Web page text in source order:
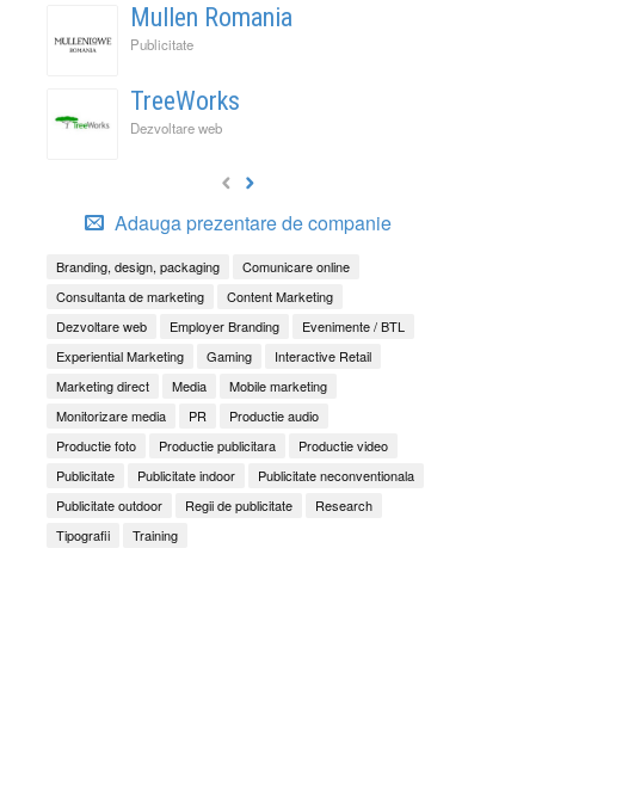
Mullen Romania
Publicitate
TreeWorks
Dezvoltare web
Adauga prezentare de companie
Branding, design, packaging
Comunicare online
Consultanta de marketing
Content Marketing
Dezvoltare web
Employer Branding
Evenimente / BTL
Experiential Marketing
Gaming
Interactive Retail
Marketing direct
Media
Mobile marketing
Monitorizare media
PR
Productie audio
Productie foto
Productie publicitara
Productie video
Publicitate
Publicitate indoor
Publicitate neconventionala
Publicitate outdoor
Regii de publicitate
Research
Tipografii
Training